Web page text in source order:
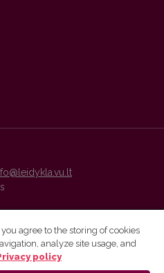
and metadata are distributed by
agree to the storing of cookies
analyze site usage, and
policy